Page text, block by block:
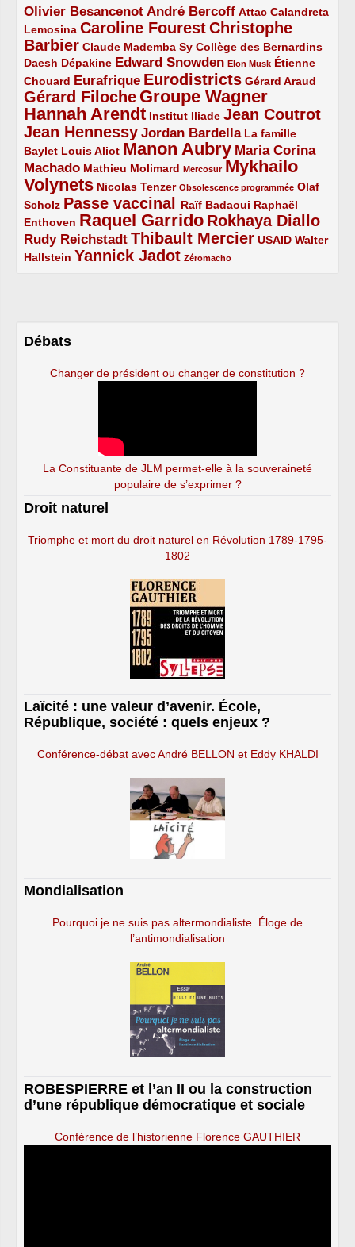
Olivier Besancenot
3/5 André Bercoff
3/5 Attac
2/5
Calandreta
Lemosina
2/5 Caroline Fourest
4/5
Christophe
Barbier
4/5 Claude Mademba Sy
2/5 Collège des Bernardins
2/5
Daesh
2/5 Dépakine
2/5 Edward Snowden
3/5 Elon Musk
1/5
Étienne
Chouard
2/5 Eurafrique
3/5 Eurodistricts
4/5 Gérard Araud
2/5
Gérard Filoche
4/5 Groupe Wagner
5/5
Hannah Arendt
5/5 Institut Iliade
2/5 Jean Coutrot
4/5
Jean Hennessy
4/5 Jordan Bardella
3/5
La famille
Baylet
2/5 Louis Aliot
2/5 Manon Aubry
5/5
Maria Corina
Machado
3/5 Mathieu Molimard
2/5 Mercosur
1/5
Mykhailo
Volynets
5/5 Nicolas Tenzer
2/5 Obsolescence programmée
1/5
Olaf
Scholz
2/5 Passe vaccinal
4/5 Raïf Badaoui
2/5
Raphaël
Enthoven
2/5 Raquel Garrido
5/5 Rokhaya Diallo
4/5
Rudy Reichstadt
3/5 Thibault Mercier
4/5 USAID
2/5
Walter
Hallstein
2/5 Yannick Jadot
4/5 Zéromacho
1/5
Débats
Changer de président ou changer de constitution ?
La Constituante de JLM permet-elle à la souveraineté
populaire de s’exprimer ?
Droit naturel
Triomphe et mort du droit naturel en Révolution 1789-1795-
1802
Laïcité : une valeur d’avenir. École,
République, société : quels enjeux ?
Conférence-débat avec André BELLON et Eddy KHALDI
Mondialisation
Pourquoi je ne suis pas altermondialiste. Éloge de
l’antimondialisation
ROBESPIERRE et l’an II ou la construction
d’une république démocratique et sociale
Conférence de l’historienne Florence GAUTHIER